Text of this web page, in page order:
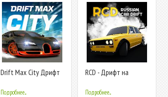
Drift Max City Дрифт
Подробнее...
RCD - Дрифт на
Подробнее...